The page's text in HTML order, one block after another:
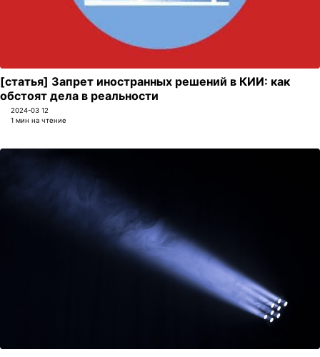
[статья] Запрет иностранных решений в КИИ: как
обстоят дела в реальности
2024-03 12
1 мин на чтение